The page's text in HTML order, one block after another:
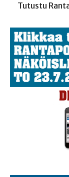
Tutustu